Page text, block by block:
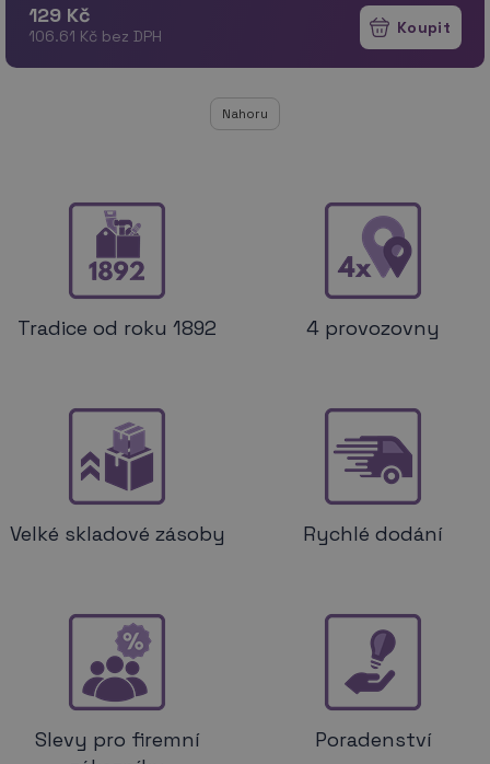
129 Kč
106.61 Kč bez DPH
Nahoru
Tradice od roku 1892 4 provozovny
Velké skladové zásoby Rychlé dodání
Slevy pro firemní
Poradenství